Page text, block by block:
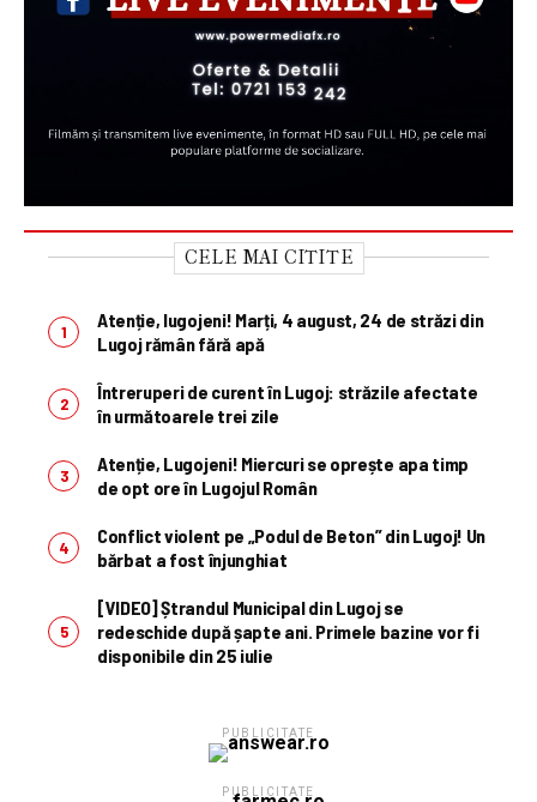
CELE MAI CITITE
Atenție, lugojeni! Marți, 4 august, 24 de străzi din
Lugoj rămân fără apă
Întreruperi de curent în Lugoj: străzile afectate
în următoarele trei zile
Atenție, Lugojeni! Miercuri se oprește apa timp
de opt ore în Lugojul Român
Conflict violent pe „Podul de Beton” din Lugoj! Un
bărbat a fost înjunghiat
[VIDEO] Ștrandul Municipal din Lugoj se
redeschide după șapte ani. Primele bazine vor fi
disponibile din 25 iulie
PUBLICITATE
PUBLICITATE